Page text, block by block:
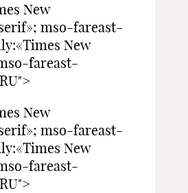
New
mso-fareast-
New
fareast-
New
mso-fareast-
New
fareast-